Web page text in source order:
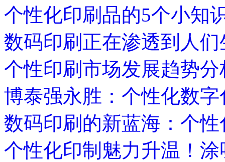
个性化印刷品的5个小知
数码印刷正在渗透到人
个性印刷市场发展趋势分
博泰强永胜：个性化数
数码印刷的新蓝海：个
个性化印制魅力升温！